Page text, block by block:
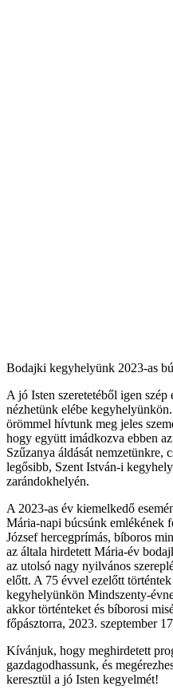
Bodajki kegyhelyünk 2023-as
A jó Isten szeretetéből igen
nézhetünk elébe
örömmel hívtunk meg jeles
hogy együtt imádkozva ebben
Szűzanya áldását nemzetünkre,
legősibb, Szent István-i
zarándokhelyén.
A 2023-as év kiemelkedő
Mária-napi búcsúnk emlékének
József hercegprímás, bíboros
az általa hirdetett Mária-év
az utolsó nagy nyilvános
előtt. A 75 évvel ezelőtt
kegyhelyünkön Mindszenty-
akkor történteket és bíborosi
főpásztorra, 2023. szeptember
Kívánjuk, hogy meghirdetett
gazdagodhassunk, és
keresztül a jó Isten kegyelmét!